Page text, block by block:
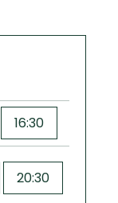
16:30
20:30